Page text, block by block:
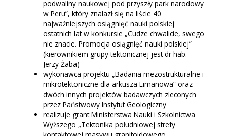
podwaliny naukowej pod przyszły park narodowy
w Peru”, który znalazł się na liście 40
najważniejszych osiągnięć nauki polskiej
ostatnich lat w konkursie „Cudze chwalicie, swego
nie znacie. Promocja osiągnięć nauki polskiej”
(kierownikiem grupy tektonicznej jest dr hab.
Jerzy Żaba)
wykonawca projektu „Badania mezostrukturalne i
mikrotektoniczne dla arkusza Limanowa” oraz
dwóch innych projektów badawczych zleconych
przez Państwowy Instytut Geologiczny
realizuje grant Ministerstwa Nauki i Szkolnictwa
Wyższego „Tektonika południowej strefy